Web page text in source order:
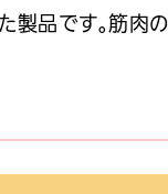
製品です。筋肉